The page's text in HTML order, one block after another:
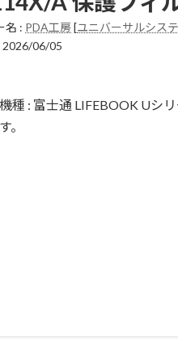
名 : PDA工房[ユニバーサルシス
2026/06/05
種 : 富士通 LIFEBOOK Uシ
。